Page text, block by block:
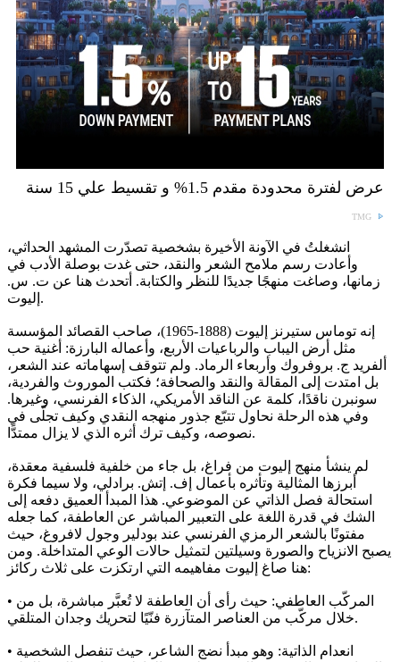
عرض لفترة محدودة مقدم 1.5% و تقسيط علي 15 سنة
TMG
انشغلتُ في الآونة الأخيرة بشخصية تصدّرت المشهد الحداثي،
وأعادت رسم ملامح الشعر والنقد، حتى غدت بوصلة الأدب في
زمانها، وصاغت منهجًا جديدًا للنظر والكتابة. أتحدث هنا عن ت. س.
إليوت.
إنه توماس ستيرنز إليوت (1888-1965)، صاحب القصائد المؤسسة
مثل أرض اليباب والرباعيات الأربع، وأعماله البارزة: أغنية حب
ألفريد ج. بروفروك وأربعاء الرماد. ولم تتوقف إسهاماته عند الشعر،
بل امتدت إلى المقالة والنقد والصحافة؛ فكتب الموروث والفردية،
سونبرن ناقدًا، كلمة عن الناقد الأمريكي، الذكاء الفرنسي، وغيرها.
وفي هذه الرحلة نحاول تتبّع جذور منهجه النقدي وكيف تجلّى في
نصوصه، وكيف ترك أثره الذي لا يزال ممتدًّا.
لم ينشأ منهج إليوت من فراغ، بل جاء من خلفية فلسفية معقدة،
أبرزها المثالية وتأثره بأعمال إف. إتش. برادلي، ولا سيما فكرة
استحالة فصل الذاتي عن الموضوعي. هذا المبدأ العميق دفعه إلى
الشك في قدرة اللغة على التعبير المباشر عن العاطفة، كما جعله
مفتونًا بالشعر الرمزي الفرنسي عند بودلير وجول لافروغ، حيث
يصبح الانزياح والصورة وسيلتين لتمثيل حالات الوعي المتداخلة. ومن
هنا صاغ إليوت مفاهيمه التي ارتكزت على ثلاث ركائز:
• المركّب العاطفي: حيث رأى أن العاطفة لا تُعبَّر مباشرة، بل من
خلال مركّب من العناصر المتآزرة فنّيًا لتحريك وجدان المتلقي.
• انعدام الذاتية: وهو مبدأ نضج الشاعر، حيث تنفصل الشخصية